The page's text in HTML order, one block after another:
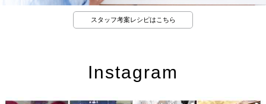
スタッフ考案レシピはこちら
Instagram